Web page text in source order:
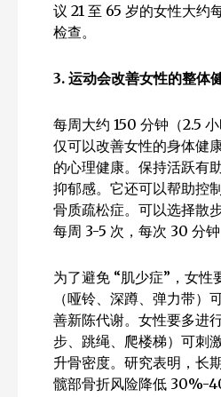
议 21 至 65 岁的女性大约
检查。
3. 运动会改善女性的整体
每周大约 150 分钟（2.5
仅可以改善女性的身体健
的心理健康。保持活跃有
抑郁感。它还可以帮助控
骨质疏松症。可以选择散
每周 3-5 次，每次 30 分钟
为了避免 “肌少症”，女性
（哑铃、深蹲、弹力带）
善新陈代谢。女性要多进
步、跳绳、爬楼梯）可刺
升骨密度。研究表明，长
髋部骨折风险降低 30%-